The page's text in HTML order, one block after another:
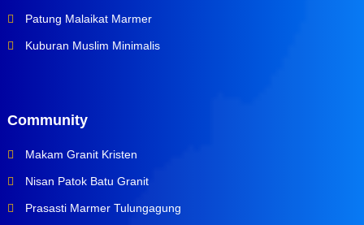
Patung Malaikat Marmer
Kuburan Muslim Minimalis
Community
Makam Granit Kristen
Nisan Patok Batu Granit
Prasasti Marmer Tulungagung